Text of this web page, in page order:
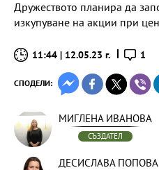
Дружеството планира да
изкупуване на акции при
11:44 | 12.05.23 г. 1
СПОДЕЛИ:
МИГЛЕНА ИВАНОВА
СЪЗДАТЕЛ
ДЕСИСЛАВА ПОПОВА